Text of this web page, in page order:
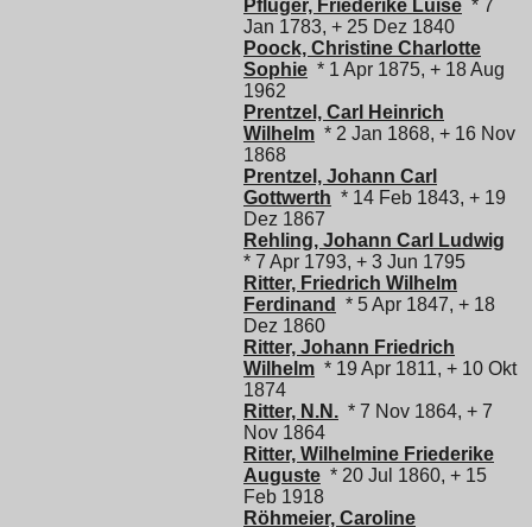
Pflüger, Friederike Luise * 7
Jan 1783, + 25 Dez 1840
Poock, Christine Charlotte
Sophie * 1 Apr 1875, + 18 Aug
1962
Prentzel, Carl Heinrich
Wilhelm * 2 Jan 1868, + 16 Nov
1868
Prentzel, Johann Carl
Gottwerth * 14 Feb 1843, + 19
Dez 1867
Rehling, Johann Carl Ludwig
* 7 Apr 1793, + 3 Jun 1795
Ritter, Friedrich Wilhelm
Ferdinand
* 5 Apr 1847, + 18
Dez 1860
Ritter, Johann Friedrich
Wilhelm * 19 Apr 1811, + 10 Okt
1874
Ritter, N.N. * 7 Nov 1864, + 7
Nov 1864
Ritter, Wilhelmine Friederike
Auguste * 20 Jul 1860, + 15
Feb 1918
Röhmeier, Caroline